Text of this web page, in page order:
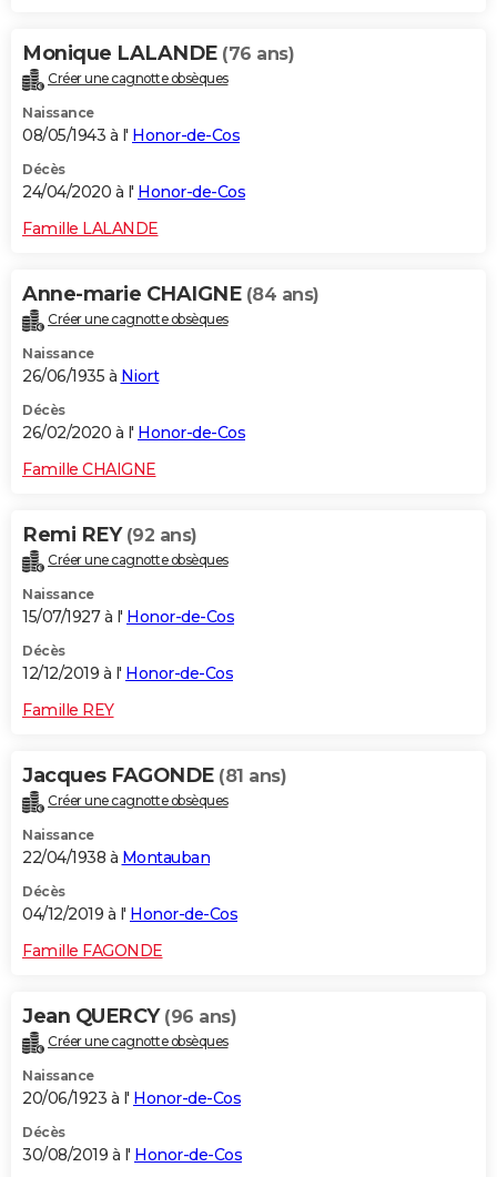
Monique LALANDE (76 ans)
Créer une cagnotte obsèques
Naissance
08/05/1943 à l' Honor-de-Cos
Décès
24/04/2020 à l' Honor-de-Cos
Famille LALANDE
Anne-marie CHAIGNE (84 ans)
Créer une cagnotte obsèques
Naissance
26/06/1935 à Niort
Décès
26/02/2020 à l' Honor-de-Cos
Famille CHAIGNE
Remi REY (92 ans)
Créer une cagnotte obsèques
Naissance
15/07/1927 à l' Honor-de-Cos
Décès
12/12/2019 à l' Honor-de-Cos
Famille REY
Jacques FAGONDE (81 ans)
Créer une cagnotte obsèques
Naissance
22/04/1938 à Montauban
Décès
04/12/2019 à l' Honor-de-Cos
Famille FAGONDE
Jean QUERCY (96 ans)
Créer une cagnotte obsèques
Naissance
20/06/1923 à l' Honor-de-Cos
Décès
30/08/2019 à l' Honor-de-Cos